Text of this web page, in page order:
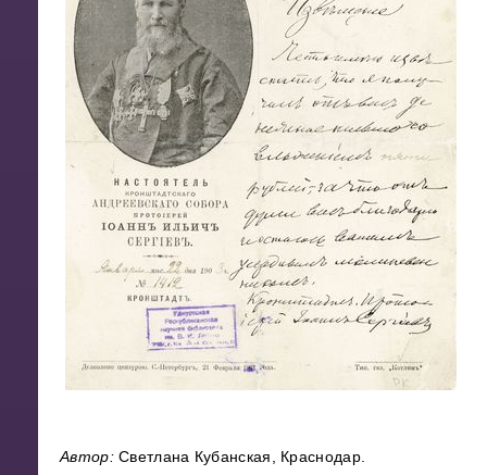
Автор:Светлана Кубанская, Краснодар.